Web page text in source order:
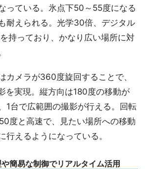
っている。氷点下50～55度になる
耐えられる。光学30倍、デジタル
持っており、かなり広い場所に対
カメラが360度旋回することで、
を実現。縦方向は180度の移動が
1台で広範囲の撮影が行える。回転
度と高速で、見たい場所への移動
行えるようになっている。
簡易な制御でリアルタイム活用